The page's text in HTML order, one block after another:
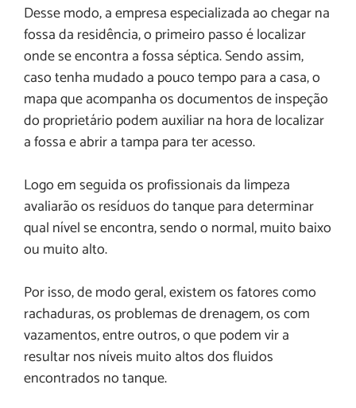
Desse modo, a empresa especializada ao chegar na
fossa da residência, o primeiro passo é localizar
onde se encontra a fossa séptica. Sendo assim,
caso tenha mudado a pouco tempo para a casa, o
mapa que acompanha os documentos de inspeção
do proprietário podem auxiliar na hora de localizar
a fossa e abrir a tampa para ter acesso.
Logo em seguida os profissionais da limpeza
avaliarão os resíduos do tanque para determinar
qual nível se encontra, sendo o normal, muito baixo
ou muito alto.
Por isso, de modo geral, existem os fatores como
rachaduras, os problemas de drenagem, os com
vazamentos, entre outros, o que podem vir a
resultar nos níveis muito altos dos fluidos
encontrados no tanque.